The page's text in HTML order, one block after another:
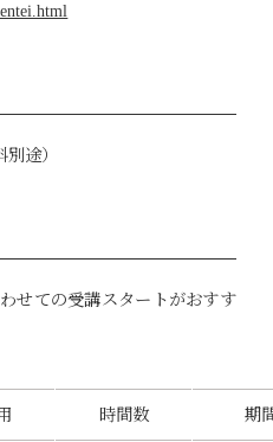
途）
せての受講スタートがおすす
時間数 期